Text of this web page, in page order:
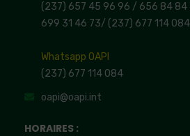
(237) 657 45 96 96 / 656 84 84
699 31 46 73/ (237) 677 114
Whatsapp OAPI
(237) 677 114 084
oapi@oapi.int
HORAIRES :